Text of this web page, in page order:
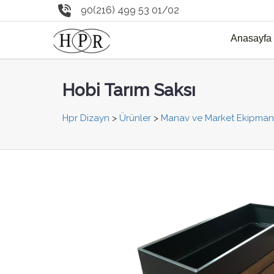
90(216) 499 53 01/02
Anasayfa
Hobi Tarım Saksı
Hpr Dizayn > Ürünler > Manav ve Market